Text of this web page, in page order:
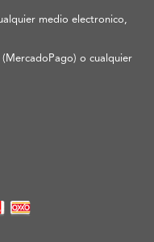
medio electronico,
o cualquier